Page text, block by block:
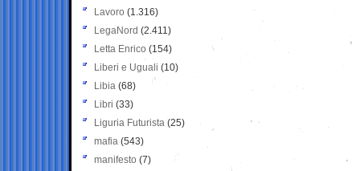
Lavoro (1.316)
LegaNord (2.411)
Letta Enrico (154)
Liberi e Uguali (10)
Libia (68)
Libri (33)
Liguria Futurista (25)
mafia (543)
manifesto (7)